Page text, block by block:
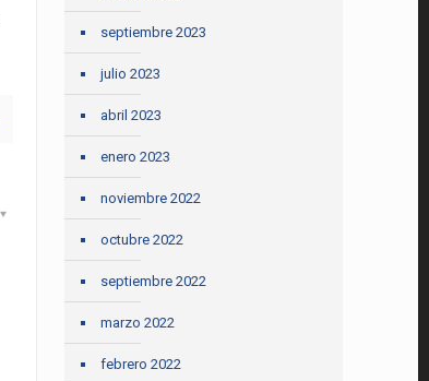
septiembre 2023
julio 2023
abril 2023
enero 2023
noviembre 2022
octubre 2022
septiembre 2022
marzo 2022
febrero 2022